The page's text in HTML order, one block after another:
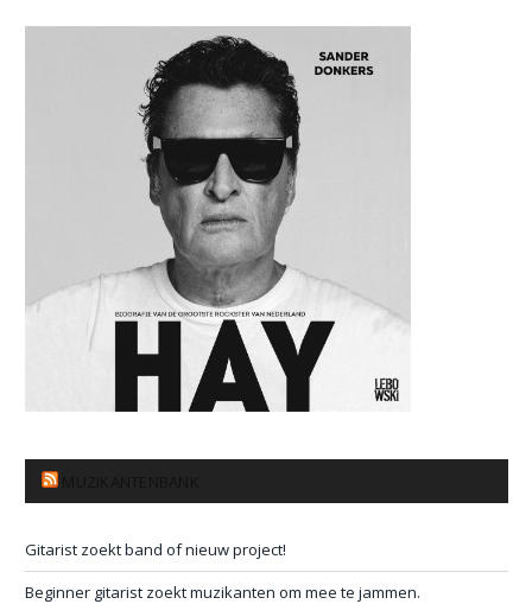
Gitarist zoekt band of nieuw project!
Beginner gitarist zoekt muzikanten om mee te jammen.